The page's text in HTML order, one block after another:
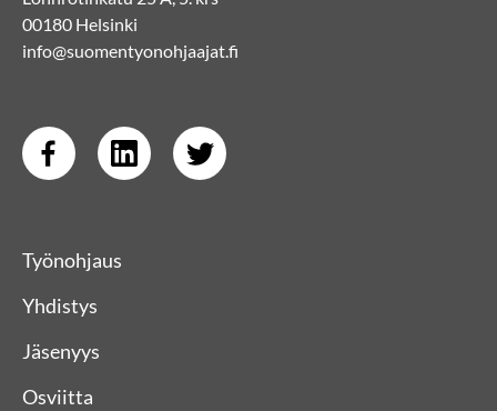
00180 Helsinki
info@suomentyonohjaajat.fi
Työnohjaus
Yhdistys
Jäsenyys
Osviitta